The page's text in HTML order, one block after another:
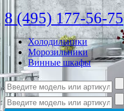
8 (495) 177-56-75
Холодильники
Морозильники
Винные шкафы